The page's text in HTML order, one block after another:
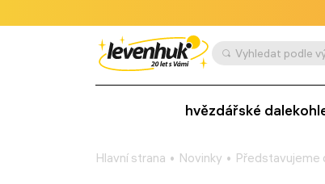
hvězdářské
Hlavní strana Novinky Představujeme